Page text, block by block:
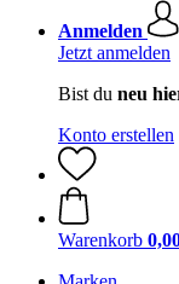
Anmelden
Jetzt anmelden
Bist du neu
Konto erstellen
Warenkorb